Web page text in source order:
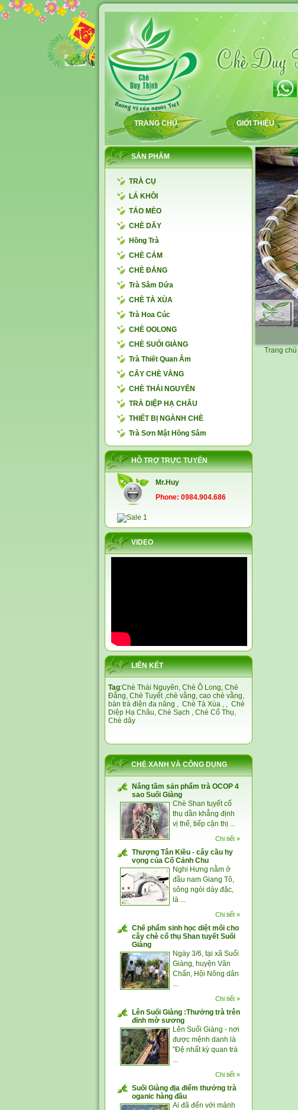
TRANG CHỦ GIỚI THIỆU
SẢN PHẨM
TRÀ CỤ
LÁ KHÔI
TÁO MÈO
CHÈ DÂY
Hồng Trà
CHÈ CÁM
CHÈ ĐẮNG
Trà Sâm Dứa
CHÈ TÀ XÙA
Trà Hoa Cúc
CHÈ OOLONG
CHÈ SUỐI GIÀNG
Trà Thiết Quan Âm
CÂY CHÈ VẰNG
CHÈ THÁI NGUYÊN
TRÀ DIỆP HẠ CHÂU
THIẾT BỊ NGÀNH CHÈ
Trà Sơn Mật Hồng Sâm
HỖ TRỢ TRỰC TUYẾN
Mr.Huy
Phone: 0984.904.686
VIDEO
LIÊN KẾT
Tag:Chè Thái Nguyên, Chè Ô Long, Chè
Đắng, Chè Tuyết,chè vằng, cao chè vằng,
bàn trà điện đa năng , Chè Tà Xùa , , Chè
Diệp Hạ Châu, Chè Sạch , Chè Cổ Thụ,
Chè dây
CHÈ XANH VÀ CÔNG DỤNG
Nâng tầm sản phẩm trà OCOP 4
sao Suối Giàng
Chè Shan tuyết cổ
thụ dần khẳng định
vị thế, tiếp cận thị ...
Chi tiết »
Thượng Tân Kiều - cây cầu hy
vọng của Cố Cảnh Chu
Nghi Hưng nằm ở
đầu nam Giang Tô,
sông ngòi dày đặc,
là ...
Chi tiết »
Chế phẩm sinh học diệt mối cho
cây chè cổ thụ Shan tuyết Suối
Giàng
Ngày 3/6, tại xã Suối
Giàng, huyện Văn
Chấn, Hội Nông dân
...
Chi tiết »
Lên Suối Giàng :Thưởng trà trên
đỉnh mờ sương
Lên Suối Giàng - nơi
được mệnh danh là
"Đệ nhất kỳ quan trà
...
Chi tiết »
Suối Giàng địa điểm thưởng trà
oganic hàng đầu
Ai đã đến với mảnh
Trang chủ